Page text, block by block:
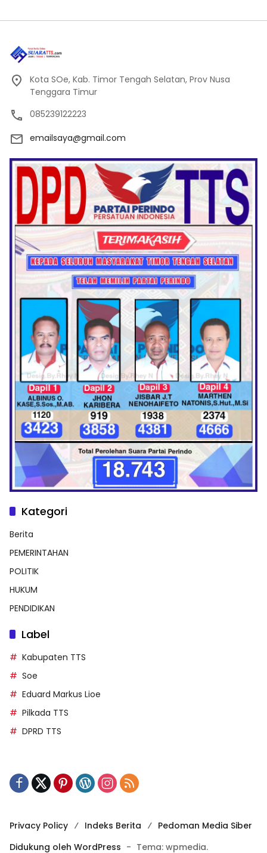
Kota SOe, Kab. Timor Tengah Selatan, Prov Nusa
Tenggara Timur
085239122223
emailsaya@gmail.com
Kategori
Berita
PEMERINTAHAN
POLITIK
HUKUM
PENDIDIKAN
Label
Kabupaten TTS
Soe
Eduard Markus Lioe
Pilkada TTS
DPRD TTS
Privacy Policy Indeks Berita
Pedoman Media Siber
Didukung oleh WordPress - Tema: wpmedia.